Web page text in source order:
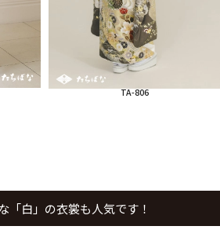
TA-806
「白」の衣裳も人気です！